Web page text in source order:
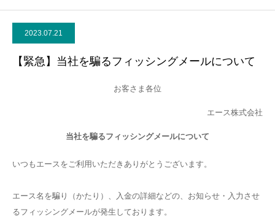
2023.07.21
【緊急】当社を騙るフィッシングメールについて
お客さま各位
エース株式会社
当社を騙るフィッシングメールについて
いつもエースをご利用いただきありがとうございます。
エース名を騙り（かたり）、入金の詳細などの、お知らせ・入力させ
るフィッシングメールが発生しております。
会社概要
お問合せ